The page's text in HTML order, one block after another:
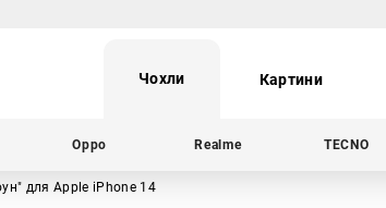
Чохли Картини
Oppo Realme TECNO
для Apple iPhone 14